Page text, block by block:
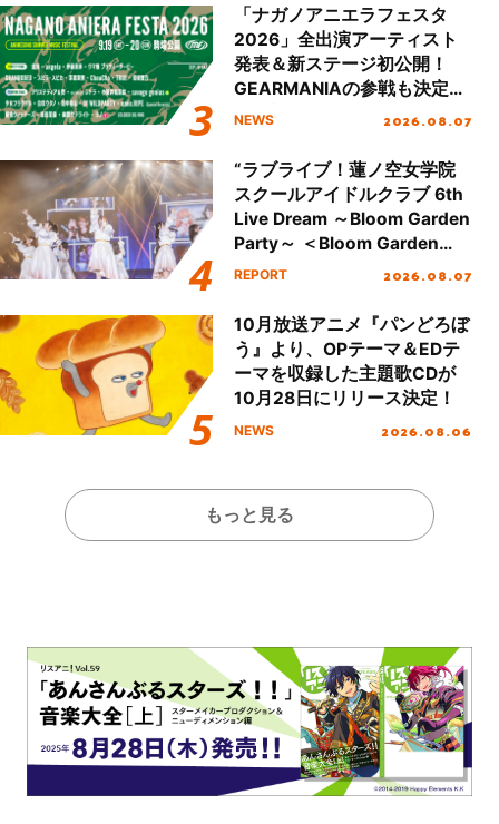
「ナガノアニエラフェスタ
2026」全出演アーティスト
発表＆新ステージ初公開！
GEARMANIAの参戦も決定
し、初となる第3ステージの
NEWS 2026.08.07
“ラブライブ！蓮ノ空女学院
スクールアイドルクラブ 6th
Live Dream ～Bloom Garden
Party～ ＜Bloom Garden
Party Stage／埼玉公演＞”
REPORT 2026.08.07
10月放送アニメ『パンどろぼ
う』より、OPテーマ＆EDテ
ーマを収録した主題歌CDが
10月28日にリリース決定！
NEWS 2026.08.06
もっと見る